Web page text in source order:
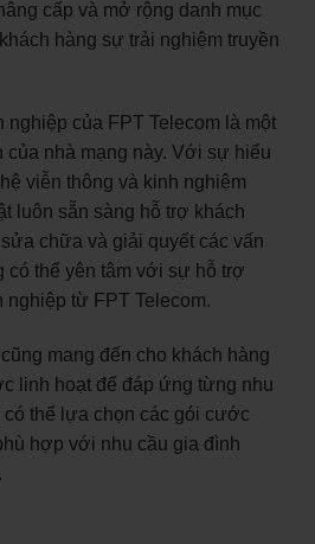
cấp và mở rộng danh mục
hàng sự trải nghiệm truyền
của FPT Telecom là một
của nhà mạng này. Với sự hiểu
viễn thông và kinh nghiệm
luôn sẵn sàng hỗ trợ khách
chữa và giải quyết các vấn
có thể yên tâm với sự hỗ trợ
nghiệp từ FPT Telecom.
mang đến cho khách hàng
linh hoạt để đáp ứng từng nhu
có thể lựa chọn các gói cước
hợp với nhu cầu gia đình